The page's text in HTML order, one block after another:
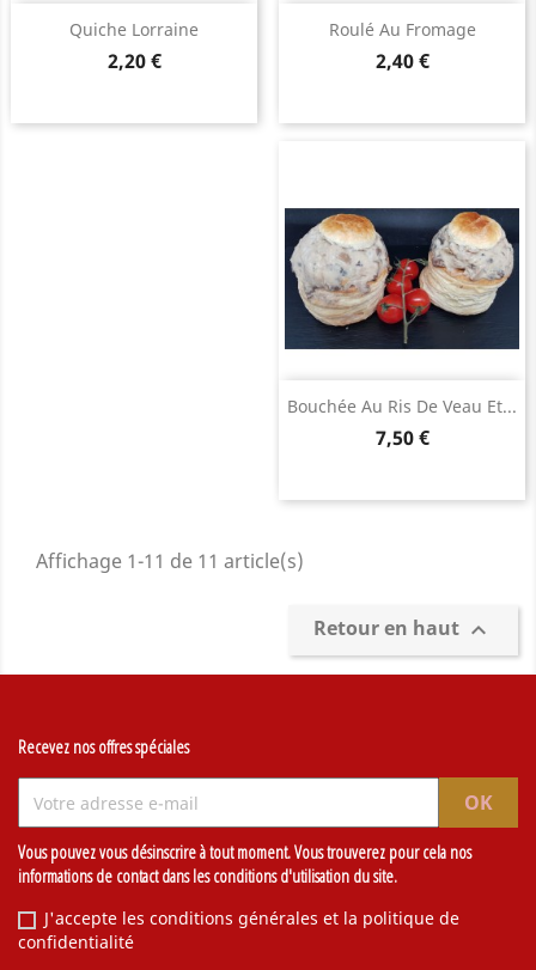
Quiche Lorraine
Prix
2,20 €
Roulé Au Fromage
Prix
2,40 €
Bouchée Au Ris De Veau Et...
Prix
7,50 €
Affichage 1-11 de 11 article(s)
Retour en haut 
Recevez nos offres spéciales
Vous pouvez vous désinscrire à tout moment. Vous trouverez pour cela nos
informations de contact dans les conditions d'utilisation du site.
J'accepte les conditions générales et la politique de
confidentialité